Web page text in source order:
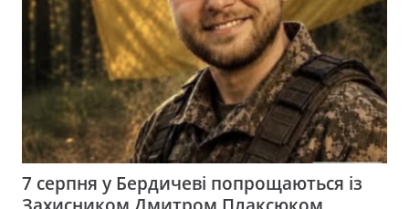
7 серпня у Бердичеві попрощаються із